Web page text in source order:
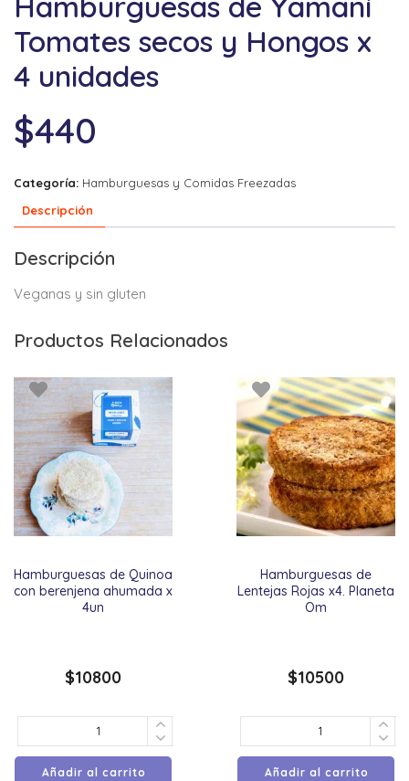
Tomates secos y Hongos x
4 unidades
$440
Categoría: Hamburguesas y Comidas Freezadas
Descripción
Descripción
Veganas y sin gluten
Productos Relacionados
Hamburguesas de Quinoa
con berenjena ahumada x
4un
$10800
Añadir al carrito
Hamburguesas de
Lentejas Rojas x4. Planeta
Om
$10500
Añadir al carrito